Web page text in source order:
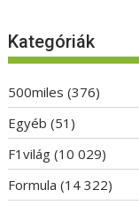
Kategóriák
500miles (376)
Egyéb (51)
F1világ (10 029)
Formula (14 322)